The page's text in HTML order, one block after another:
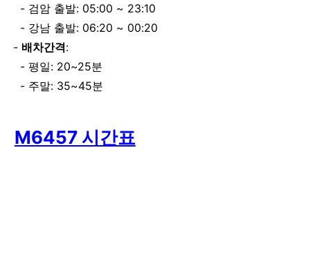
검암 출발: 05:00 ~ 23:10
강남 출발: 06:20 ~ 00:20
배차간격:
평일: 20~25분
주말: 35~45분
M6457 시간표